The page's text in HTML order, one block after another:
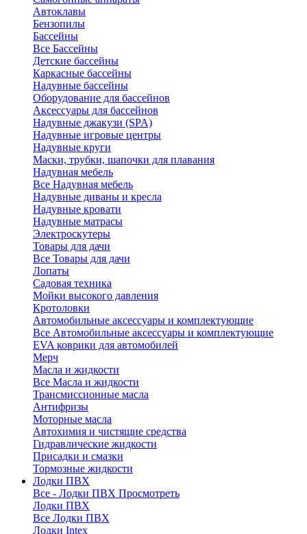
Автоклавы
Бензопилы
Бассейны
Все Бассейны
Детские бассейны
Каркасные бассейны
Надувные бассейны
Оборудование для бассейнов
Аксессуары для бассейнов
Надувные джакузи (SPA)
Надувные игровые центры
Надувные круги
Маски, трубки, шапочки для плавания
Надувная мебель
Все Надувная мебель
Надувные диваны и кресла
Надувные кровати
Надувные матрасы
Электроскутеры
Товары для дачи
Все Товары для дачи
Лопаты
Садовая техника
Мойки высокого давления
Кротоловки
Автомобильные аксессуары и комплектующие
Все Автомобильные аксессуары и комплектующие
EVA коврики для автомобилей
Мерч
Масла и жидкости
Все Масла и жидкости
Трансмиссионные масла
Антифризы
Моторные масла
Автохимия и чистящие средства
Гидравлические жидкости
Присадки и смазки
Тормозные жидкости
Лодки ПВХ
Все - Лодки ПВХ Просмотреть
Лодки ПВХ
Все Лодки ПВХ
Лодки Intex